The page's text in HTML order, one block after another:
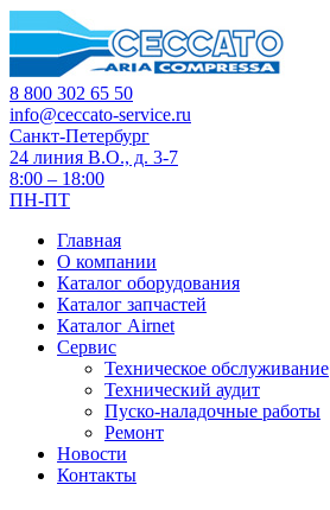
8 800 302 65 50
info@ceccato-service.ru
Санкт-Петербург
24 линия В.О., д. 3-7
8:00 – 18:00
ПН-ПТ
Главная
О компании
Каталог оборудования
Каталог запчастей
Каталог Airnet
Сервис
Техническое обслуживание
Технический аудит
Пуско-наладочные работы
Ремонт
Новости
Контакты